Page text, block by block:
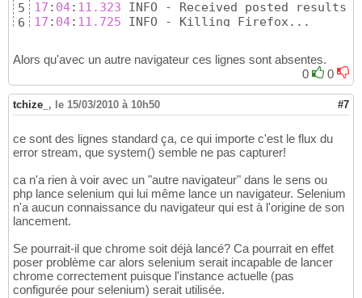
5
6
17 : 04: 11.323
17 : 04: 11.725 INFO - Killing Firefox...
Alors qu'avec un autre navigateur ces lignes sont absentes.
0
0
tchize_ , le 15/03/2010 à 10h50 #7
ce sont des lignes standard ça, ce qui importe c'est le flux du
error stream, que system() semble ne pas capturer!
ca n'a rien à voir avec un "autre navigateur" dans le sens ou
php lance selenium qui lui même lance un navigateur. Selenium
n'a aucun connaissance du navigateur qui est à l'origine de son
lancement.
Se pourrait-il que chrome soit déjà lancé? Ca pourrait en effet
poser problème car alors selenium serait incapable de lancer
chrome correctement puisque l'instance actuelle (pas
configurée pour selenium) serait utilisée.